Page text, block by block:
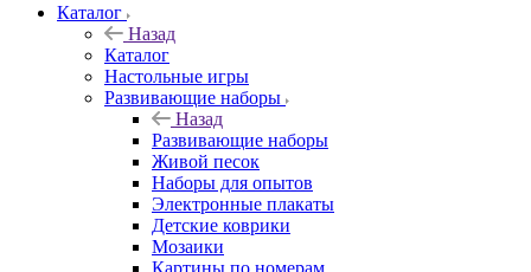
Каталог
Назад
Каталог
Настольные игры
Развивающие наборы
Назад
Развивающие наборы
Живой песок
Наборы для опытов
Электронные плакаты
Детские коврики
Мозаики
Картины по номерам